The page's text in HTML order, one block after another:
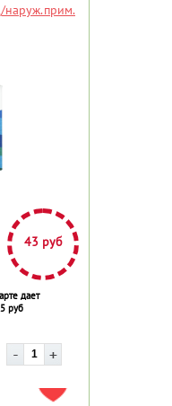
наруж.прим.
43 руб
дает
руб
ДОБАВИТЬ В ИЗБРАННОЕ